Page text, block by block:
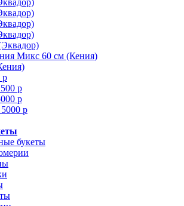
Микс 60 см (Кения)
р
р
р
р
букеты